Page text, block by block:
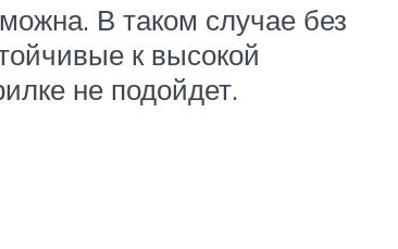
В таком случае без
к высокой
не подойдет.